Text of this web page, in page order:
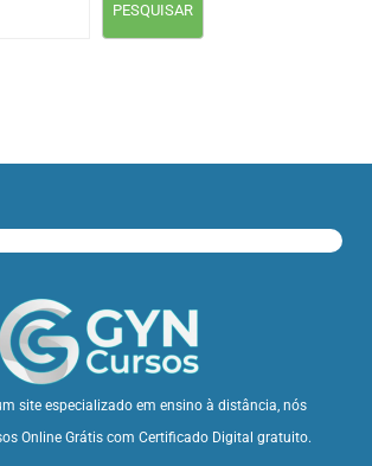
PESQUISAR
site especializado em ensino à distância, nós
Online Grátis com Certificado Digital gratuito.